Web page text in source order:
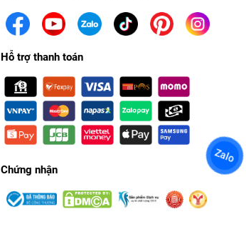
Hỗ trợ thanh toán
Chứng nhận
Zalo